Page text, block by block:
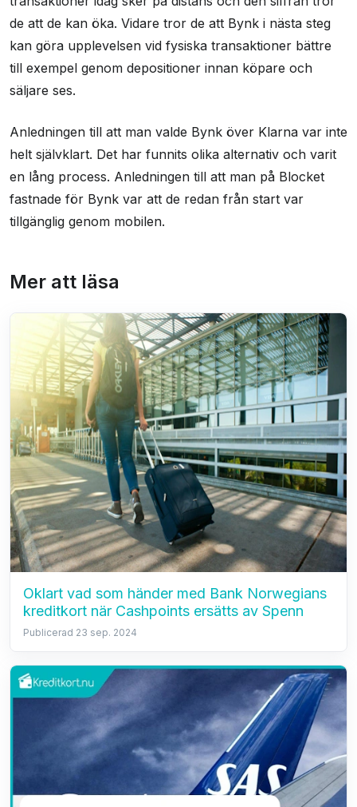
de att de kan öka. Vidare tror de att Bynk i nästa steg
kan göra upplevelsen vid fysiska transaktioner bättre
till exempel genom depositioner innan köpare och
säljare ses.
Anledningen till att man valde Bynk över Klarna var inte
helt självklart. Det har funnits olika alternativ och varit
en lång process. Anledningen till att man på Blocket
fastnade för Bynk var att de redan från start var
tillgänglig genom mobilen.
Mer att läsa
Oklart vad som händer med Bank Norwegians
kreditkort när Cashpoints ersätts av Spenn
Publicerad 23 sep. 2024